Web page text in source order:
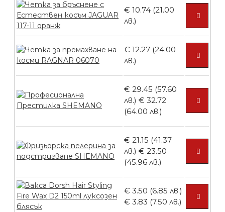
Пила тип ренде
БЕЗПЛАТНО
Пила тип ренде 2в1
Пила тип ренде 2в1
€ 10.74 (21.00
лв.)
€ 12.27 (24.00
лв.)
€ 29.45 (57.60
лв.) € 32.72
(64.00 лв.)
€ 21.15 (41.37
лв.) € 23.50
(45.96 лв.)
€ 3.50 (6.85 лв.)
€ 3.83 (7.50 лв.)